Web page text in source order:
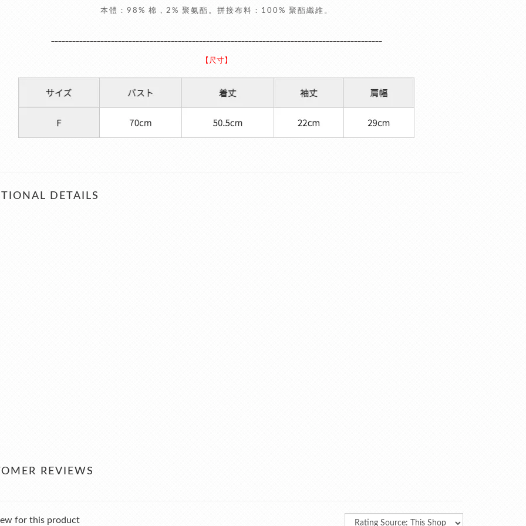
本 體：98% 棉，2% 聚氨酯。拼接布料：100% 聚酯纖維。
【尺寸】
DETAILS
REVIEWS
for this product